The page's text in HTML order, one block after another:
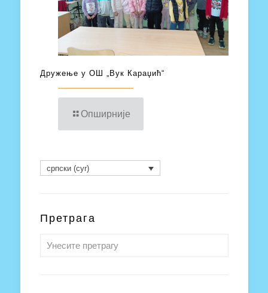
Дружење у ОШ „Вук Караџић“
Опширније
српски (cyr)
Претрага